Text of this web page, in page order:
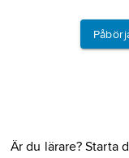
Är du lärare? Starta